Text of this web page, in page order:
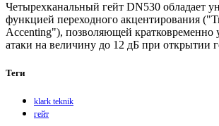
Четырехканальный гейт DN530 обладает
функцией переходного акцентирования
Accenting"), позволяющей кратковременно
атаки на величину до 12 дБ при открытии
Теги
klark teknik
гейт